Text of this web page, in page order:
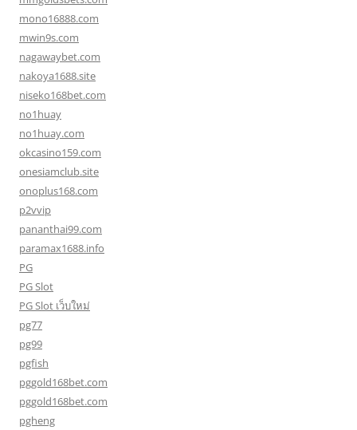
mono16888.com
mwin9s.com
nagawaybet.com
nakoya1688.site
niseko168bet.com
no1huay
no1huay.com
okcasino159.com
onesiamclub.site
onoplus168.com
p2vvip
pananthai99.com
paramax1688.info
PG
PG Slot
PG Slot เว็บใหม่
pg77
pg99
pgfish
pggold168bet.com
pggold168bet.com
pgheng